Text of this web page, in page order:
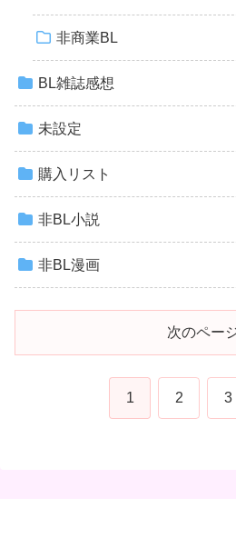
非商業BL
BL雑誌感想
未設定
購入リスト
非BL小説
非BL漫画
次のペー
1 2 3